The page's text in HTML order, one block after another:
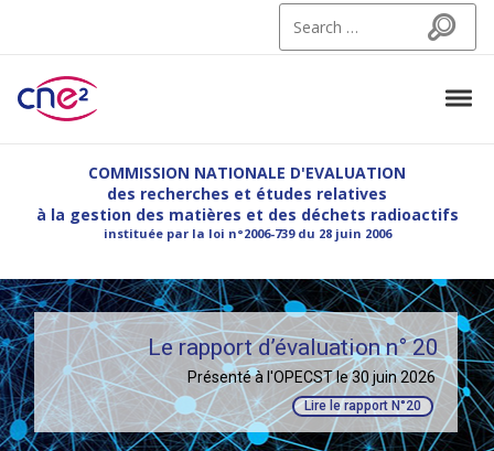
Search
CNE2
COMMISSION NATIONALE D'EVALUATION
des recherches et études relatives
à la gestion des matières et des déchets radioactifs
instituée par la loi n°2006-739 du 28 juin 2006
Le rapport d’évaluation n° 20
Présenté à l'OPECST le 30 juin 2026
Lire le rapport N°20